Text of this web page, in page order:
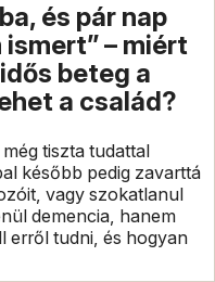
és pár nap
– miért
beteg a
a család?
tiszta tudattal
később pedig zavarttá
vagy szokatlanul
demencia, hanem
erről tudni, és hogyan